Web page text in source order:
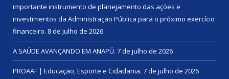
importante instrumento de planejamento das ações e
investimentos da Administração Pública para o próximo exercício
financeiro. 8 de julho de 2026
A SAÚDE AVANÇANDO EM ANAPÚ. 7 de julho de 2026
PROAAF | Educação, Esporte e Cidadania. 7 de julho de 2026